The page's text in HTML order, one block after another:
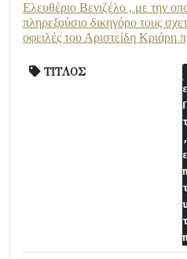
Ελευθέριο Βενιζέλο , με την
πληρεξούσιο δικηγόρο τους
οφειλές του Αριστείδη Κριάρη
ΤΙΤΛΟΣ